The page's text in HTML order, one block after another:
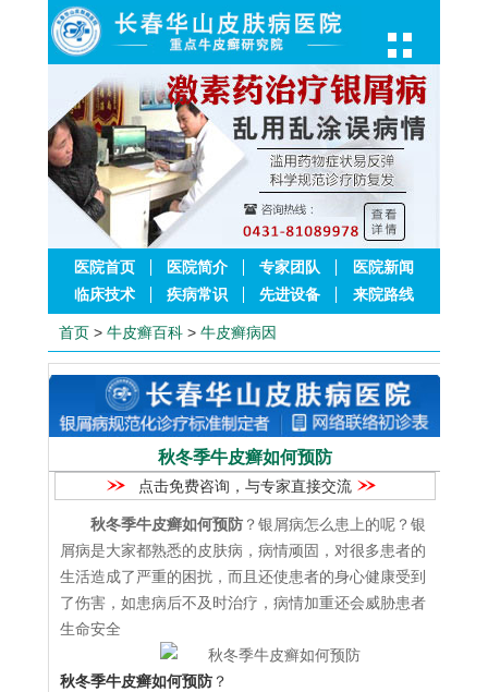
医院首页 医院简介 专家团队
医院新闻
临床技术
疾病常识 先进设备 来院路线
首页 > 牛皮癣百科 > 牛皮癣病因
秋冬季牛皮癣如何预防
点击免费咨询，与专家直接交流
秋冬季牛皮癣如何预防 ？银屑病怎么患上的呢？银
屑病是大家都熟悉的皮肤病，病情顽固，对很多患者的
生活造成了严重的困扰，而且还使患者的身心健康受到
了伤害，如患病后不及时治疗，病情加重还会威胁患者
生命安全
秋冬季牛皮癣如何预防 ？